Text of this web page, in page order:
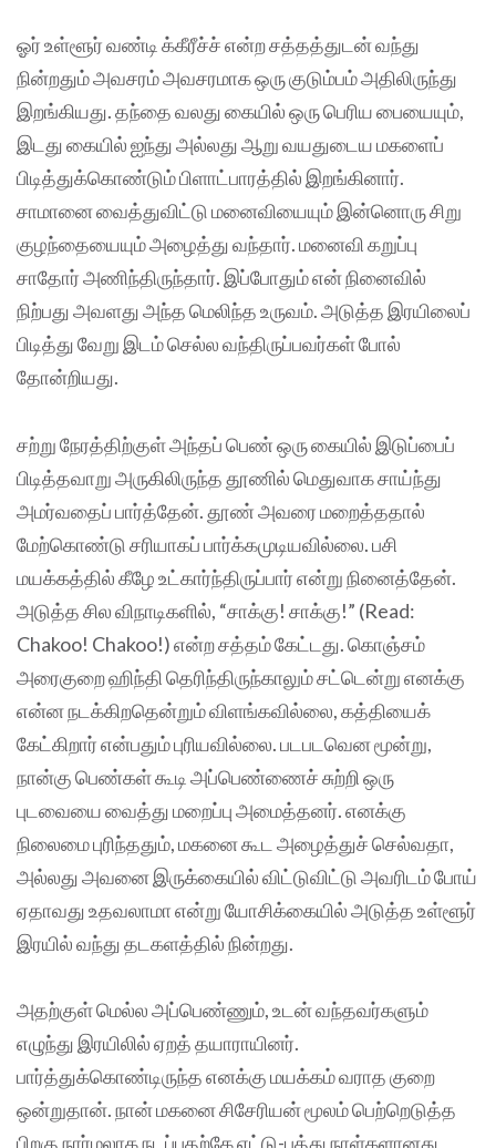
ஓர் உள்ளூர் வண்டி க்கீரீச்ச் என்ற சத்தத்துடன் வந்து
நின்றதும் அவசரம் அவசரமாக ஒரு குடும்பம் அதிலிருந்து
இறங்கியது. தந்தை வலது கையில் ஒரு பெரிய பையையும்,
இடது கையில் ஐந்து அல்லது ஆறு வயதுடைய மகளைப்
பிடித்துக்கொண்டும் பிளாட்பாரத்தில் இறங்கினார்.
சாமானை வைத்துவிட்டு மனைவியையும் இன்னொரு சிறு
குழந்தையையும் அழைத்து வந்தார். மனைவி கறுப்பு
சாதோர் அணிந்திருந்தார். இப்போதும் என் நினைவில்
நிற்பது அவளது அந்த மெலிந்த உருவம். அடுத்த இரயிலைப்
பிடித்து வேறு இடம் செல்ல வந்திருப்பவர்கள் போல்
தோன்றியது.
சற்று நேரத்திற்குள் அந்தப் பெண் ஒரு கையில் இடுப்பைப்
பிடித்தவாறு அருகிலிருந்த தூணில் மெதுவாக சாய்ந்து
அமர்வதைப் பார்த்தேன். தூண் அவரை மறைத்ததால்
மேற்கொண்டு சரியாகப் பார்க்கமுடியவில்லை. பசி
மயக்கத்தில் கீழே உட்கார்ந்திருப்பார் என்று நினைத்தேன்.
அடுத்த சில விநாடிகளில், “சாக்கு! சாக்கு!” (Read:
Chakoo! Chakoo!) என்ற சத்தம் கேட்டது. கொஞ்சம்
அரைகுறை ஹிந்தி தெரிந்திருந்காலும் சட்டென்று எனக்கு
என்ன நடக்கிறதென்றும் விளங்கவில்லை, கத்தியைக்
கேட்கிறார் என்பதும் புரியவில்லை. படபடவென மூன்று,
நான்கு பெண்கள் கூடி அப்பெண்ணைச் சுற்றி ஒரு
புடவையை வைத்து மறைப்பு அமைத்தனர். எனக்கு
நிலைமை புரிந்ததும், மகனை கூட அழைத்துச் செல்வதா,
அல்லது அவனை இருக்கையில் விட்டுவிட்டு அவரிடம் போய்
ஏதாவது உதவலாமா என்று யோசிக்கையில் அடுத்த உள்ளூர்
இரயில் வந்து தடகளத்தில் நின்றது.
அதற்குள் மெல்ல அப்பெண்ணும், உடன் வந்தவர்களும்
எழுந்து இரயிலில் ஏறத் தயாராயினர்.
பார்த்துக்கொண்டிருந்த எனக்கு மயக்கம் வராத குறை
ஒன்றுதான். நான் மகனை சிசேரியன் மூலம் பெற்றெடுத்த
பிறகு நார்மலாக நடப்பதற்கே எட்டு-பத்து நாள்களானது